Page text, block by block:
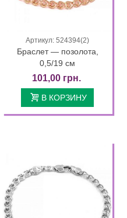
Артикул: 524394(2)
Браслет — позолота,
0,5/19 см
101,00 грн.
В КОРЗИНУ